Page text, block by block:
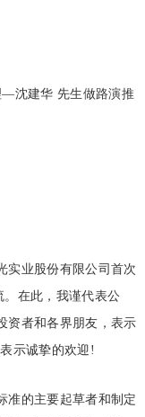
—沈建华 先生做路演推
业股份有限公司首次
在此，我谨代表公
资者和各界朋友，表示
示诚挚的欢迎!
的主要起草者和制定